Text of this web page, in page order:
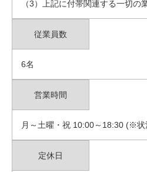
（3）上記に付帯関連する一切の
従業員数
6名
営業時間
月～土曜・祝 10:00～18:30 (※状
定休日